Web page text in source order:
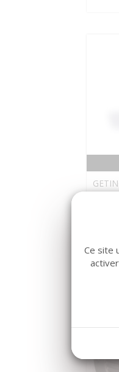
Ce site